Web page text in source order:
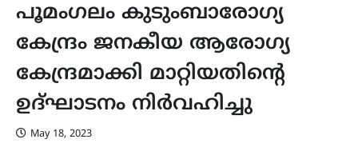
പൂമംഗലം കുടുംബാരോഗ്യ
കേന്ദ്രം ജനകീയ ആരോഗ്യ
കേന്ദ്രമാക്കി മാറ്റിയതിന്റെ
ഉദ്ഘാടനം നിർവഹിച്ചു
May 18, 2023